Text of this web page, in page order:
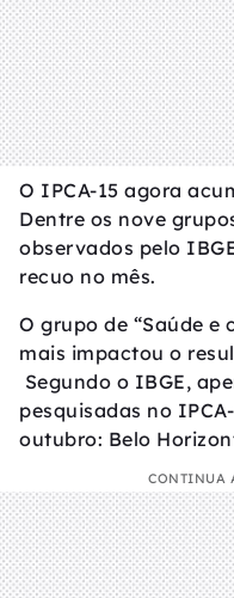
O IPCA-15 agora
Dentre os nove
observados pelo
recuo no mês.
O grupo de “Saúde e
mais impactou o
Segundo o IBGE,
pesquisadas no
outubro: Belo
CONTINUA